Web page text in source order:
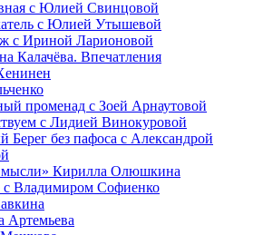
с Юлией Свинцовой
с Юлией Утышевой
с Ириной Ларионовой
Калачёва. Впечатления
променад с Зоей Арнаутовой
с Лидией Винокуровой
Берег без пафоса с Александрой
мысли» Кирилла Олюшкина
с Владимиром Софиенко
Артемьева